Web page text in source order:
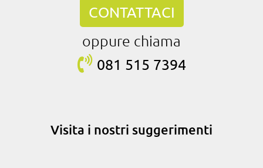
CONTATTACI
oppure chiama
081 515 7394
Visita i nostri suggerimenti